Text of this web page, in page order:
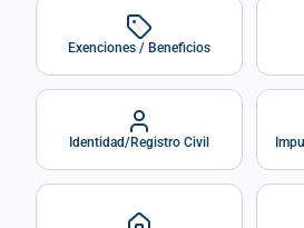
Exenciones / Beneficios
Identidad/Registro Civil